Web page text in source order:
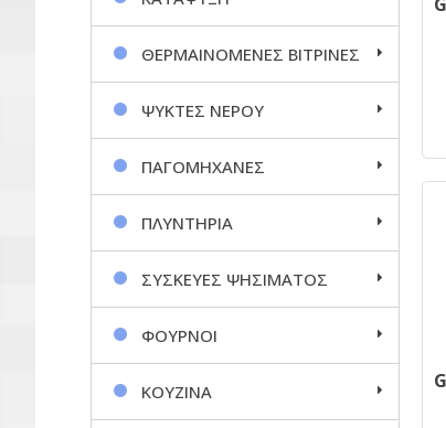
ΘΕΡΜΑΙΝΟΜΕΝΕΣ ΒΙΤΡΙΝΕΣ
ΨΥΚΤΕΣ ΝΕΡΟΥ
ΠΑΓΟΜΗΧΑΝΕΣ
ΠΛΥΝΤΗΡΙΑ
ΣΥΣΚΕΥΕΣ ΨΗΣΙΜΑΤΟΣ
ΦΟΥΡΝΟΙ
ΚΟΥΖΙΝΑ